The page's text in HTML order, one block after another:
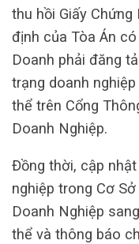
thu hồi Giấy
định của Tòa Án
Doanh phải đăng
trạng doanh
thể trên Cổng
Doanh Nghiệp.
Đồng thời, cập
nghiệp trong Cơ
Doanh Nghiệp
thể và thông báo